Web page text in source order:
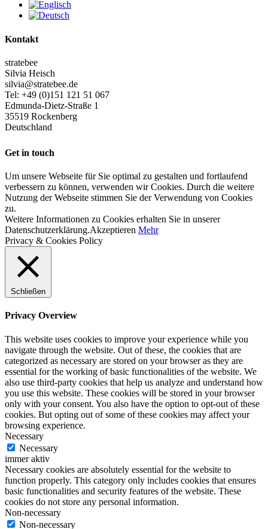
Kontakt
stratebee
Silvia Heisch
silvia@stratebee.de
Tel: +49 (0)151 121 51 067
Edmunda-Dietz-Straße 1
35519 Rockenberg
Deutschland
Get in touch
Um unsere Webseite für Sie optimal zu gestalten und fortlaufend
verbessern zu können, verwenden wir Cookies. Durch die weitere
Nutzung der Webseite stimmen Sie der Verwendung von Cookies
zu.
Weitere Informationen zu Cookies erhalten Sie in unserer
Datenschutzerklärung.Akzeptieren Mehr
Privacy & Cookies Policy
Schließen
Privacy Overview
This website uses cookies to improve your experience while you
navigate through the website. Out of these, the cookies that are
categorized as necessary are stored on your browser as they are
essential for the working of basic functionalities of the website. We
also use third-party cookies that help us analyze and understand how
you use this website. These cookies will be stored in your browser
only with your consent. You also have the option to opt-out of these
cookies. But opting out of some of these cookies may affect your
browsing experience.
Necessary
Necessary
immer aktiv
Necessary cookies are absolutely essential for the website to
function properly. This category only includes cookies that ensures
basic functionalities and security features of the website. These
cookies do not store any personal information.
Non-necessary
Non-necessary